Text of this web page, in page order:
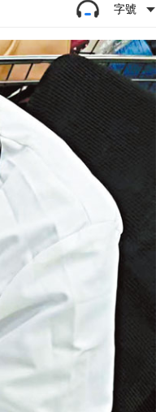
字號